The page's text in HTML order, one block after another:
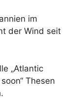
im
der Wind seit
„Atlantic
Thesen